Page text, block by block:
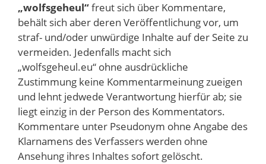
„wolfsgeheul“freut sich über Kommentare,
behält sich aber deren Veröffentlichung vor, um
straf- und/oder unwürdige Inhalte auf der Seite zu
vermeiden. Jedenfalls macht sich
„wolfsgeheul.eu“ ohne ausdrückliche
Zustimmung keine Kommentarmeinung zueigen
und lehnt jedwede Verantwortung hierfür ab; sie
liegt einzig in der Person des Kommentators.
Kommentare unter Pseudonym ohne Angabe des
Klarnamens des Verfassers werden ohne
Ansehung ihres Inhaltes sofort gelöscht.